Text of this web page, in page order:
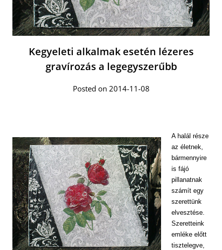
Kegyeleti alkalmak esetén lézeres
gravírozás a legegyszerűbb
Posted on 2014-11-08
A halál része
az életnek,
bármennyire
is fájó
pillanatnak
számít egy
szerettünk
elvesztése.
Szeretteink
emléke előtt
tisztelegve,